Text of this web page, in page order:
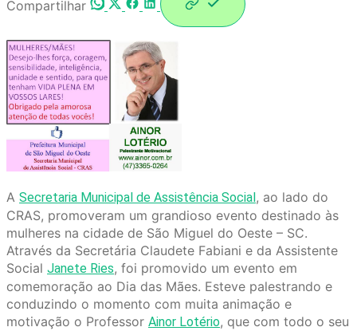
Compartilhar
A Secretaria Municipal de Assistência Social, ao lado do
CRAS, promoveram um grandioso evento destinado às
mulheres na cidade de São Miguel do Oeste – SC.
Através da Secretária Claudete Fabiani e da Assistente
Social Janete Ries, foi promovido um evento em
comemoração ao Dia das Mães. Esteve palestrando e
conduzindo o momento com muita animação e
motivação o Professor Ainor Lotério, que com todo o seu